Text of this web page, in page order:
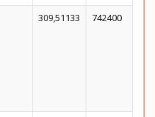
309,51133 742400